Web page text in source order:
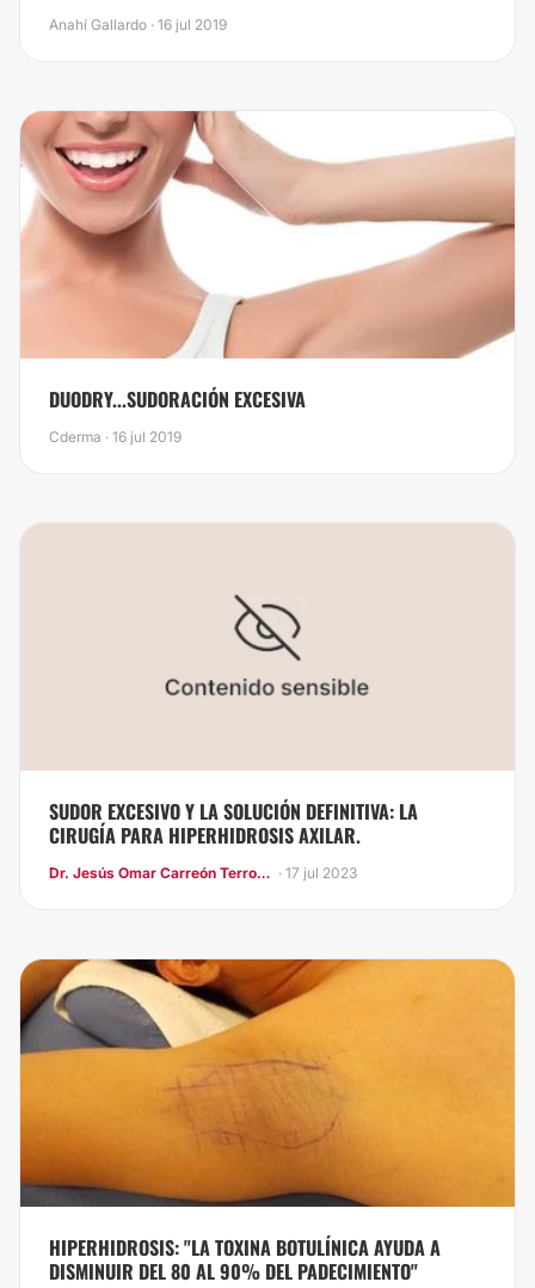
Anahí Gallardo · 16 jul 2019
DUODRY...SUDORACIÓN EXCESIVA
Cderma · 16 jul 2019
SUDOR EXCESIVO Y LA SOLUCIÓN DEFINITIVA: LA
CIRUGÍA PARA HIPERHIDROSIS AXILAR.
Dr. Jesús Omar Carreón Terrones · 17 jul 2023
HIPERHIDROSIS: "LA TOXINA BOTULÍNICA AYUDA A
DISMINUIR DEL 80 AL 90% DEL PADECIMIENTO"